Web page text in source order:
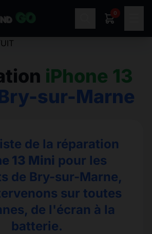
0
iPhone 13
sur-Marne
de la réparation
13 Mini pour les
de Bry-sur-Marne,
sur toutes
de l'écran à la
batterie.